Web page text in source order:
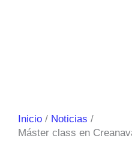
Inicio
Noticias
Máster class en